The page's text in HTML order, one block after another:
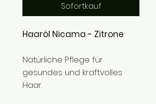
Sofortkauf
Haaröl Nicama - Zitrone
Natürliche Pflege für
gesundes und kraftvolles
Haar.